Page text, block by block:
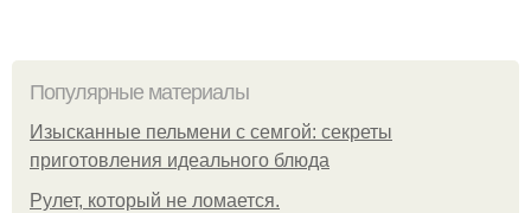
Популярные материалы
Изысканные пельмени с семгой: секреты
приготовления идеального блюда
Рулет, который не ломается.